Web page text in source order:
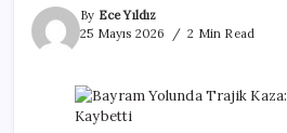
By Ece Yıldız
25 Mayıs 2026
2 Min Read